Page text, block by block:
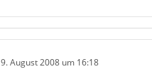
9. August 2008 um 16:18